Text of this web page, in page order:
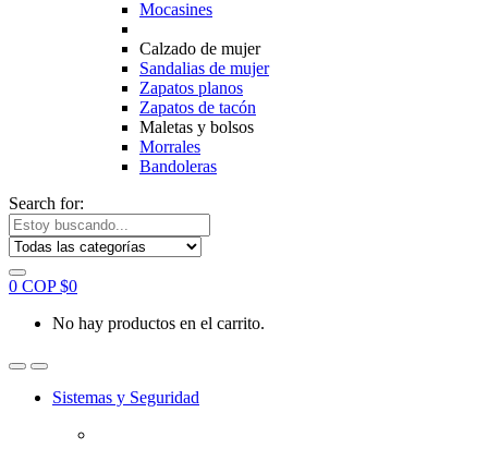
Mocasines
Calzado de mujer
Sandalias de mujer
Zapatos planos
Zapatos de tacón
Maletas y bolsos
Morrales
Bandoleras
Search for:
0 COP $0
No hay productos en el carrito.
Sistemas y Seguridad